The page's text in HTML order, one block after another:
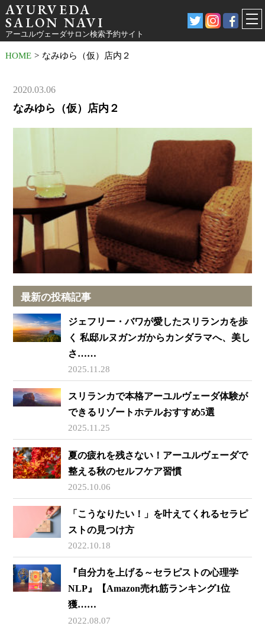
AYURVEDA
SALON NAVI
アーユルヴェーダサロン検索予約サイト
HOME > なみゆら（仮）店内２
2020.03.06
なみゆら（仮）店内２
最新の投稿記事
ジェフリー・バワが愛したスリランカを歩
く 私邸ルヌガンガからカンダラマへ、美し
さ……
2025.11.28
スリランカで本格アーユルヴェーダ体験が
できるリゾートホテルおすすめ5選
2025.11.25
夏の疲れを残さない！アーユルヴェーダで
整える秋のセルフケア習慣
2025.10.06
「こうなりたい！」を叶えてくれるセラピ
ストの見つけ方
2022.10.18
『自分力を上げる～セラピストの心理学
NLP』【Amazon売れ筋ランキング1位
獲……
2022.08.07